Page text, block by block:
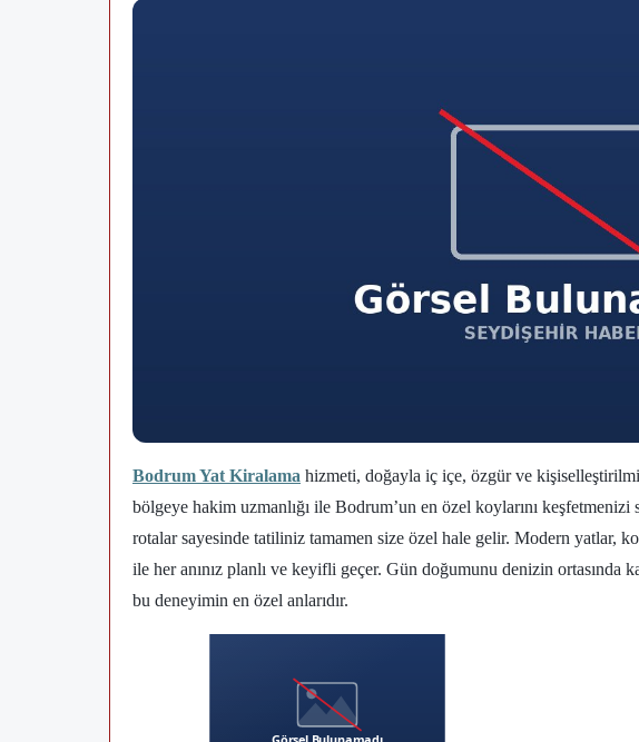
Bodrum Yat Kiralama hizmeti, doğayla iç içe, özgür ve
bölgeye hakim uzmanlığı ile Bodrum’un en özel koylarını
rotalar sayesinde tatiliniz tamamen size özel hale gelir. Modern yatlar,
ile her anınız planlı ve keyifli geçer. Gün doğumunu denizin ortasında
bu deneyimin en özel anlarıdır.